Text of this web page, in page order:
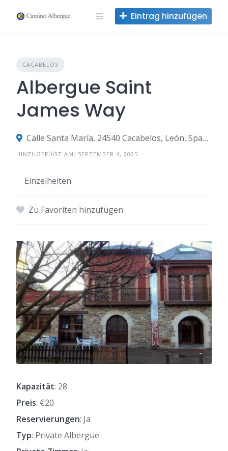
Inhalt
Eintrag hinzufügen
CACABELOS
Albergue Saint
James Way
Calle Santa María, 24540 Cacabelos, León, Spanien
HINZUGEFÜGT AM: SEPTEMBER 4, 2025
Einzelheiten
Zu Favoriten hinzufügen
Kapazität: 28
Preis: €20
Reservierungen: Ja
Typ: Private Albergue